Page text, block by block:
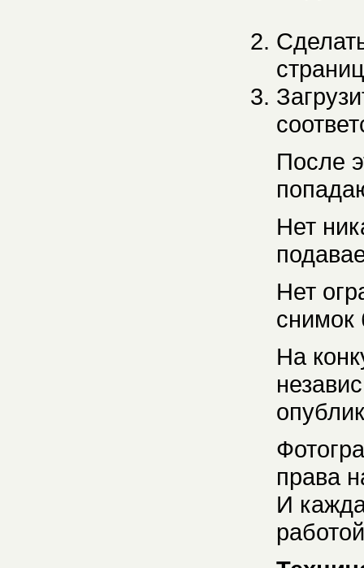
После
Нет
Нет
снимок
На
права
И